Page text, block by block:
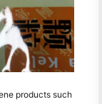
products such